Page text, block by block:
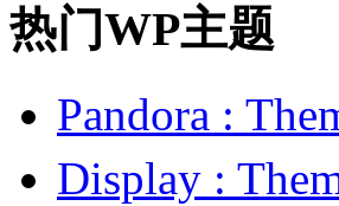
热门WP主题
Pandora :
Display :